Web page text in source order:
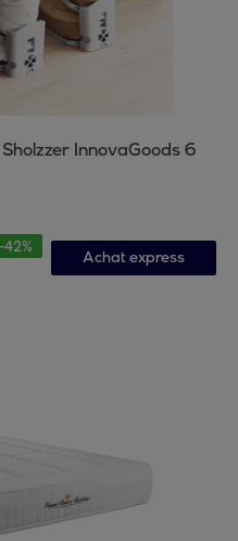
InnovaGoods 6
-42%
Achat express